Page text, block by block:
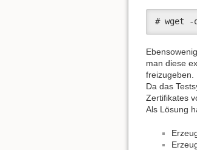
# wget
man diese
freizugeben.
Da das
Zertifikates
Als Lösung